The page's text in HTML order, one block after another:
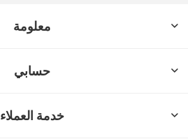
معلومة
حسابي
خدمة العملاء